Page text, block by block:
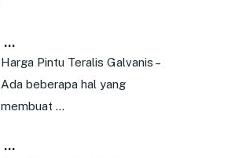
…
Harga Pintu Teralis Galvanis –
Ada beberapa hal yang
membuat …
…